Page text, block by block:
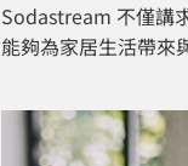
Sodastream 不僅講
能夠為家居生活帶來